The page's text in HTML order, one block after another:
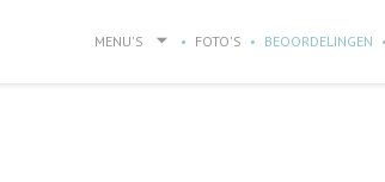
MENU'S FOTO'S BEOORDELINGEN